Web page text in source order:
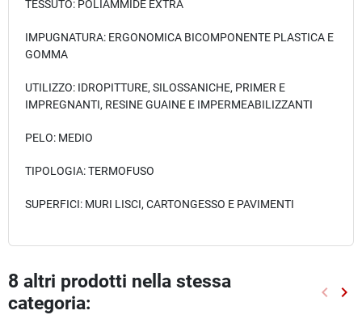
TESSUTO: POLIAMMIDE EXTRA
IMPUGNATURA: ERGONOMICA BICOMPONENTE PLASTICA E
GOMMA
UTILIZZO: IDROPITTURE, SILOSSANICHE, PRIMER E
IMPREGNANTI, RESINE GUAINE E IMPERMEABILIZZANTI
PELO: MEDIO
TIPOLOGIA: TERMOFUSO
SUPERFICI: MURI LISCI, CARTONGESSO E PAVIMENTI
8 altri prodotti nella stessa
categoria:
keyboard_arrow_left keyboard_arrow_right